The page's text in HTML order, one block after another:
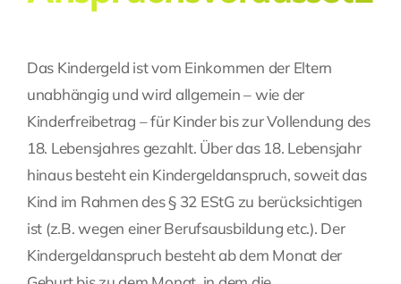
Das Kindergeld ist vom Einkommen der Eltern
unabhängig und wird allgemein – wie der
Kinderfreibetrag – für Kinder bis zur Vollendung des
18. Lebensjahres gezahlt. Über das 18. Lebensjahr
hinaus besteht ein Kindergeldanspruch, soweit das
Kind im Rahmen des § 32 EStG zu berücksichtigen
ist (z.B. wegen einerBerufsausbildungetc.). Der
Kindergeldanspruch besteht ab dem Monat der